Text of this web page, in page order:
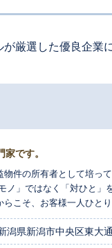
厳選した優良企業
です。
件の所有者として培っ
ノ」ではなく「対ひと
こそ、お客様一人ひと
潟県新潟市中央区東大